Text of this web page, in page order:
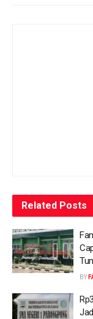
Related Posts
BY